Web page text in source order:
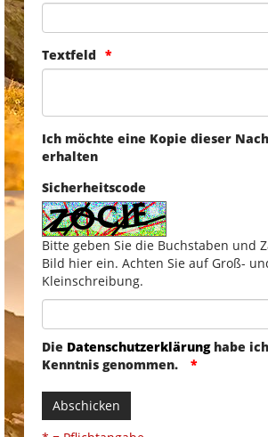
Textfeld
Ich möchte eine Kopie dieser
erhalten
Sicherheitscode
Bitte geben Sie die Buchstaben und
Bild hier ein. Achten Sie auf Groß-
Kleinschreibung.
Die Datenschutzerklärunghabe
Kenntnis genommen.
Abschicken